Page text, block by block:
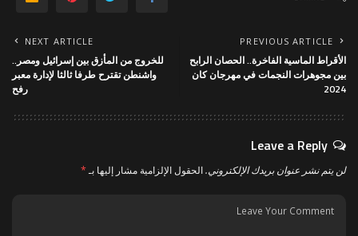
PREVIOUS ARTICLE
الأقراط الماسية الفاخرة.. الحصان الرابح
بين مجوهرات النجمات في مهرجان كان
2024
NEXT ARTICLE
للخروج من المأزق بين إسرائيل ومصر..
واشنطن تقترح طرفا ثالثا لإدارة معبر
رفح
Leave a Reply
لن يتم نشر عنوان بريدك الإلكتروني.الحقول الإلزامية مشار إليها بـ*